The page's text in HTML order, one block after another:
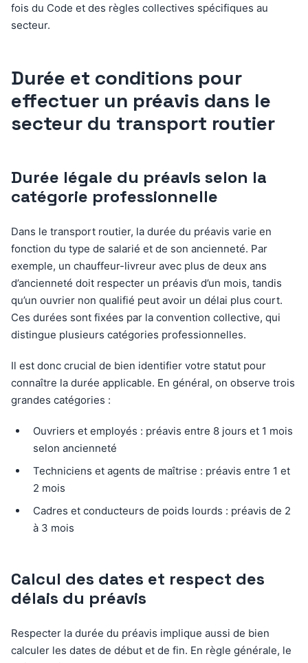
fois du Code et des règles collectives spécifiques au
secteur.
Durée et conditions pour
effectuer un préavis dans le
secteur du transport routier
Durée légale du préavis selon la
catégorie professionnelle
Dans le transport routier, la durée du préavis varie en
fonction du type de salarié et de son ancienneté. Par
exemple, un chauffeur-livreur avec plus de deux ans
d’ancienneté doit respecter un préavis d’un mois, tandis
qu’un ouvrier non qualifié peut avoir un délai plus court.
Ces durées sont fixées par la convention collective, qui
distingue plusieurs catégories professionnelles.
Il est donc crucial de bien identifier votre statut pour
connaître la durée applicable. En général, on observe trois
grandes catégories :
Ouvriers et employés : préavis entre 8 jours et 1 mois
selon ancienneté
Techniciens et agents de maîtrise : préavis entre 1 et
2 mois
Cadres et conducteurs de poids lourds : préavis de 2
à 3 mois
Calcul des dates et respect des
délais du préavis
Respecter la durée du préavis implique aussi de bien
calculer les dates de début et de fin. En règle générale, le